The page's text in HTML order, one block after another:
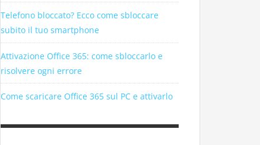
Telefono bloccato? Ecco come sbloccare
subito il tuo smartphone
Attivazione Office 365: come sbloccarlo e
risolvere ogni errore
Come scaricare Office 365 sul PC e attivarlo